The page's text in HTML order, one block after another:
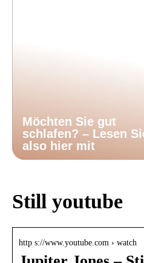
Möchten Sie gut
schlafen? – Lesen
also hier mit
Still youtube
http s://www.youtube.com › watch